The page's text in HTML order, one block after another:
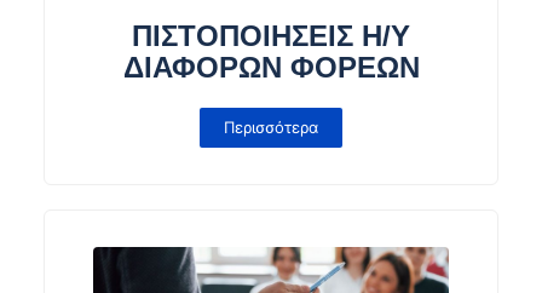
ΠΙΣΤΟΠΟΙΗΣΕΙΣ Η/Υ
ΔΙΑΦΟΡΩΝ ΦΟΡΕΩΝ
Περισσότερα